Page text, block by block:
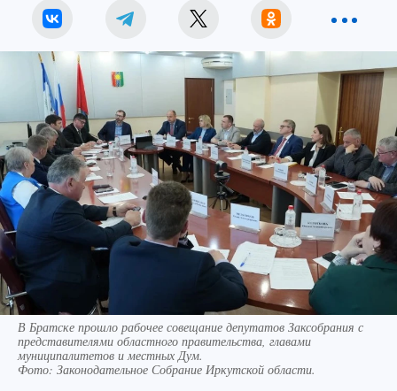
В Братске прошло рабочее совещание депутатов Заксобрания с
представителями областного правительства, главами
муниципалитетов и местных Дум.
Фото: Законодательное Собрание Иркутской области.